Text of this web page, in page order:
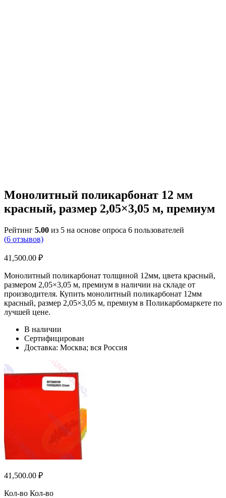
Монолитный поликарбонат 12 мм
красный, размер 2,05×3,05 м, премиум
Рейтинг 5.00 из 5 на основе опроса 6 пользователей
(6 отзывов)
41,500.00 ₽
Монолитный поликарбонат толщиной 12мм, цвета красный,
размером 2,05×3,05 м, премиум в наличии на складе от
производителя. Купить монолитный поликарбонат 12мм
красный, размер 2,05×3,05 м, премиум в Поликарбомаркете по
лучшей цене.
В наличии
Сертифицирован
Доставка: Москва; вся Россия
41,500.00 ₽
Кол-во Кол-во